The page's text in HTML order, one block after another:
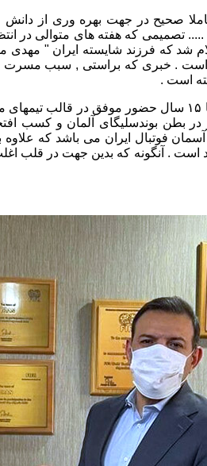
صحیح در جهت بهره وری از دانش
تصمیمی که هفته های متوالی در
۱۴۰۰ , اعلام شد که فرزند شایسته
است . خبری که براستی , سبب مسرت
است .
مهدی مهدوی کیا عزیز با ۱۵ سال حضور موفق در
در بطن بوندسلیگای آلمان و کسب
فوتبال ایران می باشد که علاوه
است . آنگونه که بدین جهت در قلب